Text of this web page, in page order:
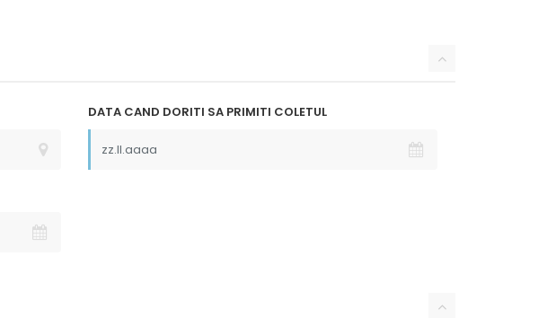
DATA CAND DORITI SA PRIMITI COLETUL